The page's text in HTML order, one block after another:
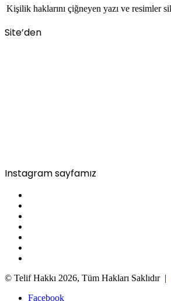
Kişilik haklarını çiğneyen yazı ve resimler
Site’den
Instagram sayfamız
© Telif Hakkı 2026, Tüm Hakları Saklıdır |
Facebook